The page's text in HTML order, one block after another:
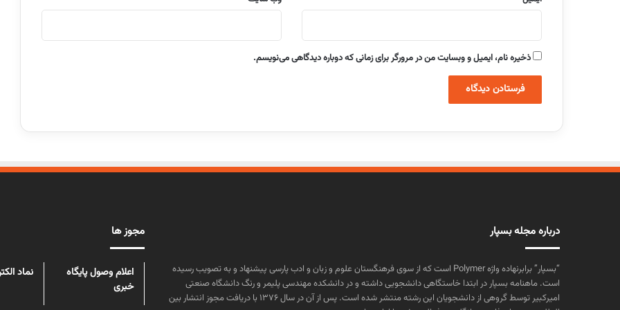
ذخیره نام، ایمیل و وبسایت من در مرورگر برای زمانی که دوباره دیدگاهی می‌نویسم.
درباره مجله بسپار
“بسپار” برابرنهاده واژه Polymer است که از سوی فرهنگستان علوم و زبان و ادب پارسی پیشنهاد و به تصویب رسیده
است. ماهنامه بسپار در ابتدا خاستگاهی دانشجویی داشته و در دانشکده مهندسی پلیمر و رنگ دانشگاه صنعتی
امیرکبیر توسط گروهی از دانشجویان این رشته منتشر شده است. پس از آن در سال ۱۳۷۶ با دریافت مجوز انتشار بین
مجوز ها
اعلام وصول پایگاه
خبری
نماد